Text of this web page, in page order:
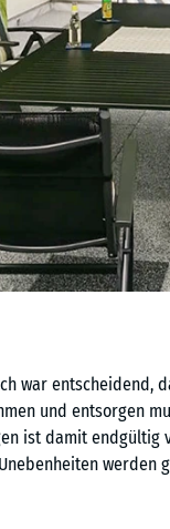
war entscheidend,
und entsorgen
ist damit
werden